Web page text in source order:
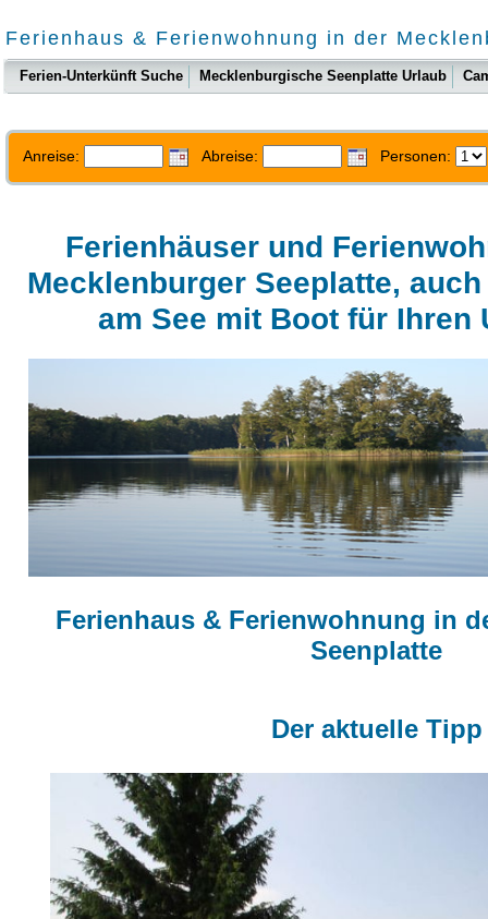
Ferienhaus & Ferienwohnung in der
Ferien-Unterkünft Suche Mecklenburgische Seenplatte Urlaub
Anreise: Abreise: Personen:
Ferienhäuser und
Mecklenburger Seeplatte,
am See mit Boot für Ihren
Ferienhaus & Ferienwohnung in
Seenplatte
Der aktuelle Tipp